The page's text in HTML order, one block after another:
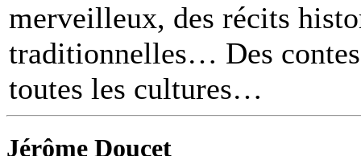
merveilleux, des récits
traditionnelles… Des
toutes les cultures
Jérôme Doucet